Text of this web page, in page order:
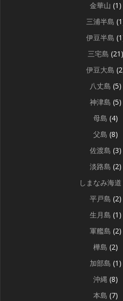
金華山 (1)
三浦半島
伊豆半島
三宅島 (21)
伊豆大島
八丈島 (5)
神津島 (5)
母島 (4)
父島 (8)
佐渡島 (3)
淡路島 (2)
しまなみ海道
平戸島 (2)
生月島 (1)
軍艦島 (2)
樺島 (2)
加部島 (1)
沖縄 (8)
本島 (7)